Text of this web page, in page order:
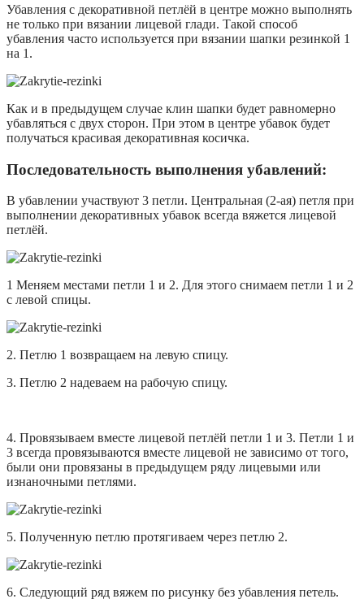
Убавления с декоративной петлёй в центре можно выполнять
не только при вязании лицевой глади. Такой способ
убавления часто используется при вязании шапки резинкой 1
на 1.
Как и в предыдущем случае клин шапки будет равномерно
убавляться с двух сторон. При этом в центре убавок будет
получаться красивая декоративная косичка.
Последовательность выполнения убавлений:
В убавлении участвуют 3 петли. Центральная (2-ая) петля при
выполнении декоративных убавок всегда вяжется лицевой
петлёй.
1 Меняем местами петли 1 и 2. Для этого снимаем петли 1 и 2
с левой спицы.
2. Петлю 1 возвращаем на левую спицу.
3. Петлю 2 надеваем на рабочую спицу.
4. Провязываем вместе лицевой петлёй петли 1 и 3. Петли 1 и
3 всегда провязываются вместе лицевой не зависимо от того,
были они провязаны в предыдущем ряду лицевыми или
изнаночными петлями.
5. Полученную петлю протягиваем через петлю 2.
6. Следующий ряд вяжем по рисунку без убавления петель.